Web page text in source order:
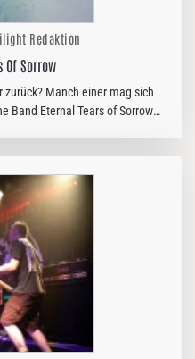
Redaktion
Of Sorrow
Manch einer mag sich
Band Eternal Tears of Sorrow